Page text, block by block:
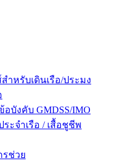
ำหรับเดินเรือ/ประมง
บังคับ GMDSS/IMO
ะจำเรือ / เสื้อชูชีพ
รช่วย